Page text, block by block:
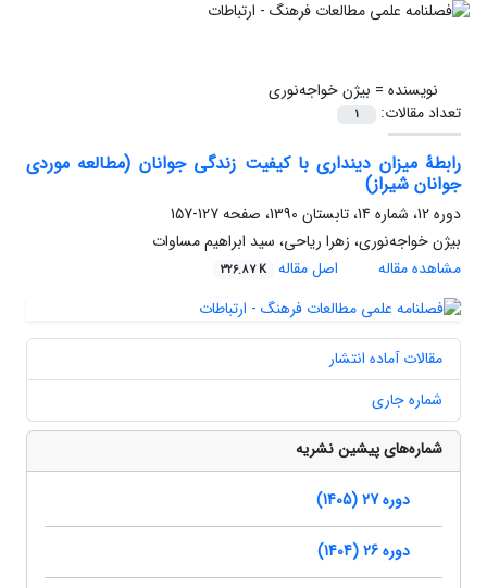
نویسنده = بیژن خواجه‌نوری
تعداد مقالات:
1
رابطۀ میزان دینداری با کیفیت زندگی جوانان (مطالعه موردی
جوانان شیراز)
دوره 12، شماره 14، تابستان 1390، صفحه
127-157
بیژن خواجه‌نوری، زهرا ریاحی، سید ابراهیم مساوات
مشاهده مقاله
اصل مقاله 326.87 K
مقالات آماده انتشار
شماره جاری
شماره‌های پیشین نشریه
دوره 27 (1405)
دوره 26 (1404)